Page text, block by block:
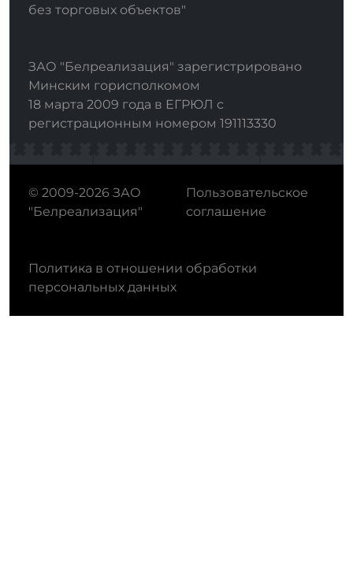
без торговых объектов"
ЗАО "Белреализация" зарегистрировано
Минским горисполкомом
18 марта 2009 года в ЕГРЮЛ с
регистрационным номером 191113330
© 2009-2026 ЗАО
"Белреализация"
Пользовательское
соглашение
Политика в отношении обработки
персональных данных